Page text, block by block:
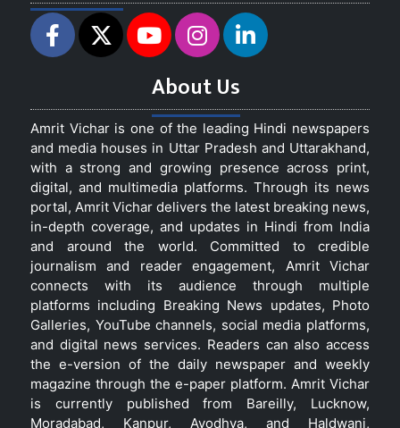
About Us
Amrit Vichar is one of the leading Hindi newspapers
and media houses in Uttar Pradesh and Uttarakhand,
with a strong and growing presence across print,
digital, and multimedia platforms. Through its news
portal, Amrit Vichar delivers the latest breaking news,
in-depth coverage, and updates in Hindi from India
and around the world. Committed to credible
journalism and reader engagement, Amrit Vichar
connects with its audience through multiple
platforms including Breaking News updates, Photo
Galleries, YouTube channels, social media platforms,
and digital news services. Readers can also access
the e-version of the daily newspaper and weekly
magazine through the e-paper platform. Amrit Vichar
is currently published from Bareilly, Lucknow,
Moradabad, Kanpur, Ayodhya, and Haldwani,